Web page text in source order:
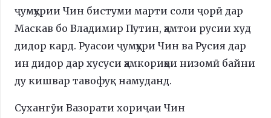
ҷумҳурии Чин бистуми марти соли ҷорӣ дар
Маскав бо Владимир Путин, ҳамтои русии худ
дидор кард. Руасои ҷумҳури Чин ва Русия дар
ин дидор дар хусуси ҳамкориҳои низомӣ байни
ду кишвар тавофуқ намуданд.
Сухангӯи Вазорати хориҷаи Чин